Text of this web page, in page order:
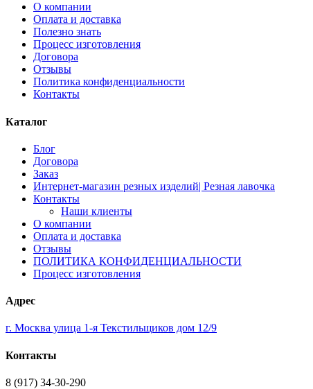
О компании
Оплата и доставка
Полезно знать
Процесс изготовления
Договора
Отзывы
Политика конфиденциальности
Контакты
Каталог
Блог
Договора
Заказ
Интернет-магазин резных изделий| Резная лавочка
Контакты
Наши клиенты
О компании
Оплата и доставка
Отзывы
ПОЛИТИКА КОНФИДЕНЦИАЛЬНОСТИ
Процесс изготовления
Адрес
г. Москва улица 1-я Текстильщиков дом 12/9
Контакты
8 (917) 34-30-290